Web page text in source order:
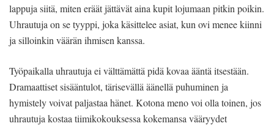
lappuja siitä, miten eräät jättävät aina kupit lojumaan pitkin poikin.
Uhrautuja on se tyyppi, joka käsittelee asiat, kun ovi menee kiinni
ja silloinkin väärän ihmisen kanssa.
Työpaikalla uhrautuja ei välttämättä pidä kovaa ääntä itsestään.
Dramaattiset sisääntulot, tärisevällä äänellä puhuminen ja
hymistely voivat paljastaa hänet. Kotona meno voi olla toinen, jos
uhrautuja kostaa tiimikokouksessa kokemansa vääryydet